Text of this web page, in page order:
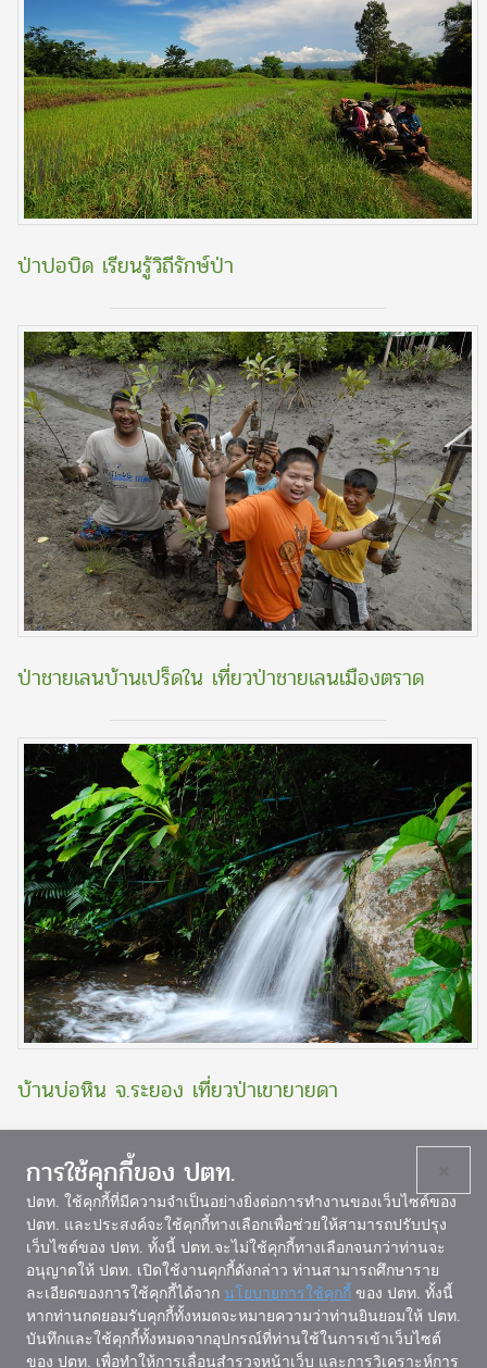
ป่าปอบิด เรียนรู้วิถีรักษ์ป่า
ป่าชายเลนบ้านเปร็ดใน เที่ยวป่าชายเลนเมืองตราด
บ้านบ่อหิน จ.ระยอง เที่ยวป่าเขายายดา
แผนผังเว็บไซต์
การใช้คุกกี้ของ ปตท.
ปตท. ใช้คุกกี้ที่มีความจำเป็นอย่างยิ่งต่อการทำงานของเว็บไซต์ของ
ปตท. และประสงค์จะใช้คุกกี้ทางเลือกเพื่อช่วยให้สามารถปรับปรุง
เว็บไซต์ของ ปตท. ทั้งนี้ ปตท.จะไม่ใช้คุกกี้ทางเลือกจนกว่าท่านจะ
อนุญาตให้ ปตท. เปิดใช้งานคุกกี้ดังกล่าว ท่านสามารถศึกษาราย
ละเอียดของการใช้คุกกี้ได้จาก นโยบายการใช้คุกกี้ ของ ปตท. ทั้งนี้
หากท่านกดยอมรับคุกกี้ทั้งหมดจะหมายความว่าท่านยินยอมให้ ปตท.
บันทึกและใช้คุกกี้ทั้งหมดจากอุปกรณ์ที่ท่านใช้ในการเข้าเว็บไซต์
ของ ปตท. เพื่อทำให้การเลื่อนสำรวจหน้าเว็บ และการวิเคราะห์การ